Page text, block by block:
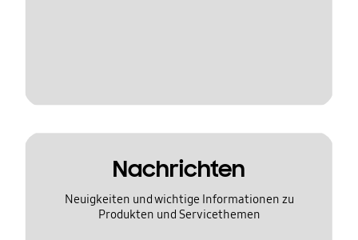
Nachrichten
Neuigkeiten und wichtige Informationen zu
Produkten und Servicethemen